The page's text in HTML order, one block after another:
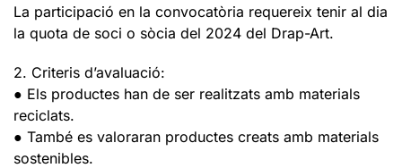
La participació en la convocatòria requereix tenir al dia
la quota de soci o sòcia del 2024 del Drap-Art.
2. Criteris d’avaluació:
● Els productes han de ser realitzats amb materials
reciclats.
● També es valoraran productes creats amb materials
sostenibles.